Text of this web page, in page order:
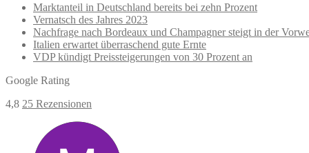
Marktanteil in Deutschland bereits bei zehn Prozent
Vernatsch des Jahres 2023
Nachfrage nach Bordeaux und Champagner steigt in der
Italien erwartet überraschend gute Ernte
VDP kündigt Preissteigerungen von 30 Prozent an
Google Rating
4,8 25 Rezensionen